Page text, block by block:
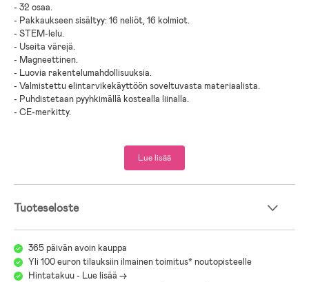
- 32 osaa.
- Pakkaukseen sisältyy: 16 neliöt, 16 kolmiot.
- STEM-lelu.
- Useita värejä.
- Magneettinen.
- Luovia rakentelumahdollisuuksia.
- Valmistettu elintarvikekäyttöön soveltuvasta materiaalista.
- Puhdistetaan pyyhkimällä kostealla liinalla.
- CE-merkitty.
;
Lue lisää
Tuoteseloste
365 päivän avoin kauppa
Yli 100 euron tilauksiin ilmainen toimitus* noutopisteelle
Hintatakuu - Lue lisää ->